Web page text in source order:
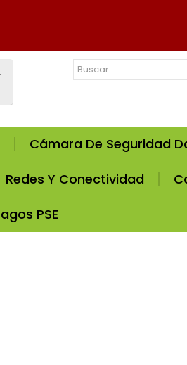
Cámara De Seguridad
Redes Y Conectividad
PSE